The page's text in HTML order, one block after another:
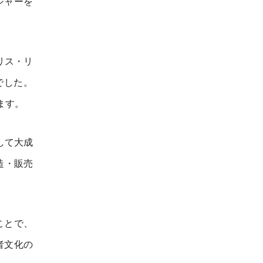
ス・リ
た。
。
て大成
・販売
で、
文化の